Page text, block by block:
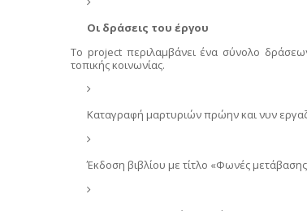
Οι δράσεις του έργου
Το project περιλαμβάνει ένα σύνολο
τοπικής κοινωνίας.
Καταγραφή μαρτυριών πρώην και νυν
Έκδοση βιβλίου με τίτλο «Φωνές